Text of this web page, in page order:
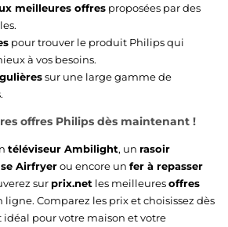
meilleures offres proposées par des
pour trouver le produit Philips qui
à vos besoins.
sur une large gamme de
offres Philips dès maintenant !
téléviseur Ambilight, un rasoir
Airfryerou encore un fer à repasser
sur prix.net les meilleuresoffres
Comparez les prix et choisissez dès
pour votre maison et votre